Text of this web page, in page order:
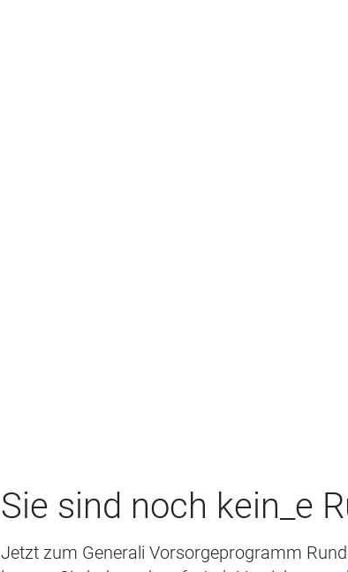
Sie sind noch kein_e
Jetzt zum Generali Vorsorgeprogramm